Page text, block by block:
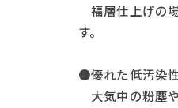
福層仕上げの
す。
●優れた低汚染
大気中の粉塵